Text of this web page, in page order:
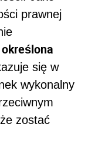
prawnej
się w
wykonalny
zostać